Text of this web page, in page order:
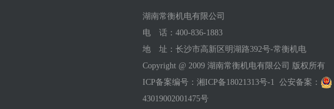
湖南常衡机电有限公司
电 话： 400-836-1883
地 址：长沙市高新区明湖路392号-常衡机电
Copyright @ 2009 湖南常衡机电有限公司 版权所有
ICP备案编号：湘ICP备18021313号-1
公安备案：
43019002001475号